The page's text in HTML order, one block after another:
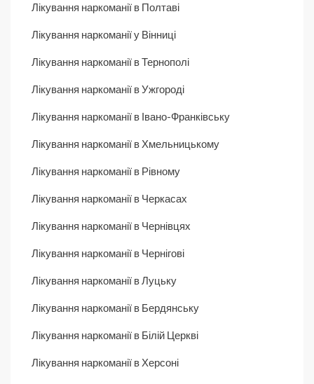
Лікування наркоманії в Полтаві
Лікування наркоманії у Вінниці
Лікування наркоманії в Тернополі
Лікування наркоманії в Ужгороді
Лікування наркоманії в Івано-Франківську
Лікування наркоманії в Хмельницькому
Лікування наркоманії в Рівному
Лікування наркоманії в Черкасах
Лікування наркоманії в Чернівцях
Лікування наркоманії в Чернігові
Лікування наркоманії в Луцьку
Лікування наркоманії в Бердянську
Лікування наркоманії в Білій Церкві
Лікування наркоманії в Херсоні